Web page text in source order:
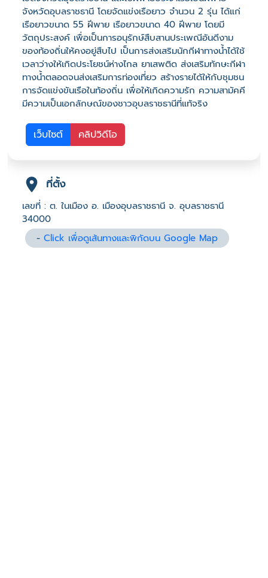
จังหวัดอุบลราชธานี โดยจัดแข่งเรือยาว จำนวน 2 รุ่น ได้แก่
เรือยาวขนาด 55 ฝีพาย เรือยาวขนาด 40 ฝีพาย โดยมี
วัตถุประสงค์ เพื่อเป็นการอนุรักษ์สืบสานประเพณีอันดีงาม
ของท้องถิ่นให้คงอยู่สืบไป เป็นการส่งเสริมนักกีฬาทางน้ำได้ใช้
เวลาว่างให้เกิดประโยชน์ห่างไกล ยาเสพติด ส่งเสริมทักษะกีฬา
ทางน้ำตลอดจนส่งเสริมการท่องเที่ยว สร้างรายได้ให้กับชุมชน
การจัดแข่งขันเรือในท้องถิ่น เพื่อให้เกิดความรัก ความสามัคคี
มีความเป็นเอกลักษณ์ของชาวอุบลราชธานีที่แท้จริง
เว็บไซต์ คลิปวิดีโอ
ที่ตั้ง
เลขที่ : ต. ในเมือง อ. เมืองอุบลราชธานี จ. อุบลราชธานี
34000
-Click เพื่อดูเส้นทางและพิกัดบน Google Map